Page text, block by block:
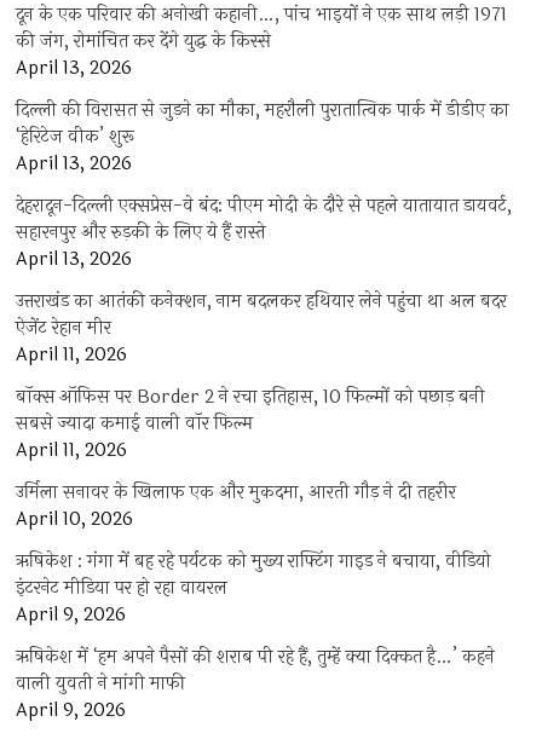
दून के एक परिवार की अनोखी कहानी…, पांच भाइयों ने एक साथ लड़ी 1971
की जंग, रोमांचित कर देंगे युद्ध के किस्से
April 13, 2026
दिल्ली की विरासत से जुड़ने का मौका, महरौली पुरातात्विक पार्क में डीडीए का
‘हेरिटेज वीक’ शुरू
April 13, 2026
देहरादून-दिल्ली एक्सप्रेस-वे बंद: पीएम मोदी के दौरे से पहले यातायात डायवर्ट,
सहारनपुर और रुड़की के लिए ये हैं रास्ते
April 13, 2026
उत्तराखंड का आतंकी कनेक्शन, नाम बदलकर हथियार लेने पहुंचा था अल बदर
ऐजेंट रेहान मीर
April 11, 2026
बॉक्स ऑफिस पर Border 2 ने रचा इतिहास, 10 फिल्मों को पछाड़ बनी
सबसे ज्यादा कमाई वाली वॉर फिल्म
April 11, 2026
उर्मिला सनावर के खिलाफ एक और मुकदमा, आरती गौड़ ने दी तहरीर
April 10, 2026
ऋषिकेश : गंगा में बह रहे पर्यटक को मुख्य राफ्टिंग गाइड ने बचाया, वीडियो
इंटरनेट मीडिया पर हो रहा वायरल
April 9, 2026
ऋषिकेश में ‘हम अपने पैसों की शराब पी रहे हैं, तुम्हें क्या दिक्कत है…’ कहने
वाली युवती ने मांगी माफी
April 9, 2026